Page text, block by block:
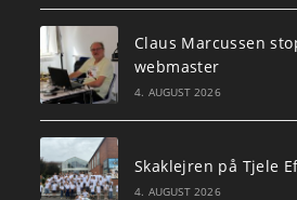
Claus Marcussen
webmaster
4. AUGUST 2026
Skaklejren på Tjele
4. AUGUST 2026